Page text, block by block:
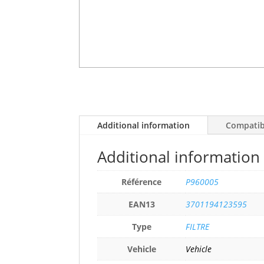
Additional information
Additional information
Référence
P960005
EAN13
3701194123595
Type
FILTRE
Vehicle
Vehicle